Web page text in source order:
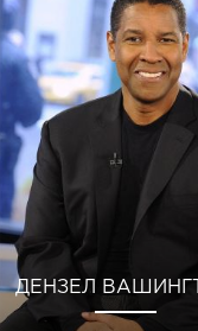
ДЕНЗЕЛ